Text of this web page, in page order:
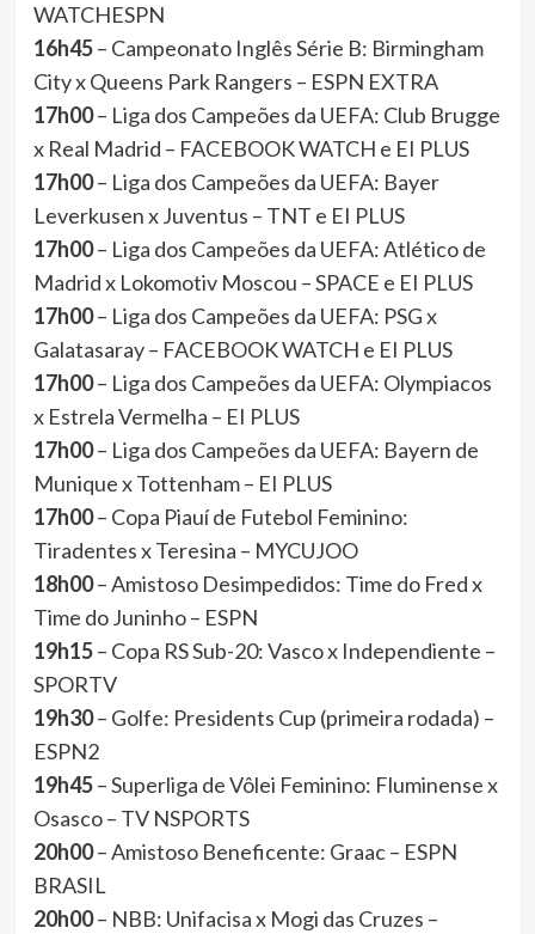
WATCHESPN
16h45– Campeonato Inglês Série B: Birmingham
City x Queens Park Rangers – ESPN EXTRA
17h00– Liga dos Campeões da UEFA: Club Brugge
x Real Madrid – FACEBOOK WATCH e EI PLUS
17h00– Liga dos Campeões da UEFA: Bayer
Leverkusen x Juventus – TNT e EI PLUS
17h00– Liga dos Campeões da UEFA: Atlético de
Madrid x Lokomotiv Moscou – SPACE e EI PLUS
17h00– Liga dos Campeões da UEFA: PSG x
Galatasaray – FACEBOOK WATCH e EI PLUS
17h00– Liga dos Campeões da UEFA: Olympiacos
x Estrela Vermelha – EI PLUS
17h00– Liga dos Campeões da UEFA: Bayern de
Munique x Tottenham – EI PLUS
17h00– Copa Piauí de Futebol Feminino:
Tiradentes x Teresina – MYCUJOO
18h00– Amistoso Desimpedidos: Time do Fred x
Time do Juninho – ESPN
19h15– Copa RS Sub-20: Vasco x Independiente –
SPORTV
19h30– Golfe: Presidents Cup (primeira rodada) –
ESPN2
19h45– Superliga de Vôlei Feminino: Fluminense x
Osasco – TV NSPORTS
20h00– Amistoso Beneficente: Graac – ESPN
BRASIL
20h00– NBB: Unifacisa x Mogi das Cruzes –